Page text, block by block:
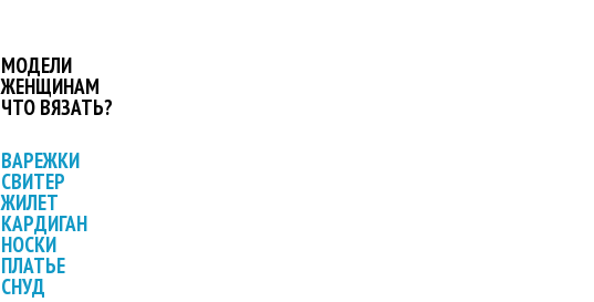
МОДЕЛИ
ЖЕНЩИНАМ
ЧТО ВЯЗАТЬ?
ВАРЕЖКИ
СВИТЕР
ЖИЛЕТ
КАРДИГАН
НОСКИ
ПЛАТЬЕ
СНУД